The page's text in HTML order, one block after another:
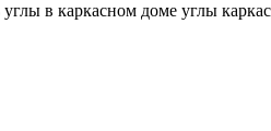
в каркасном доме углы